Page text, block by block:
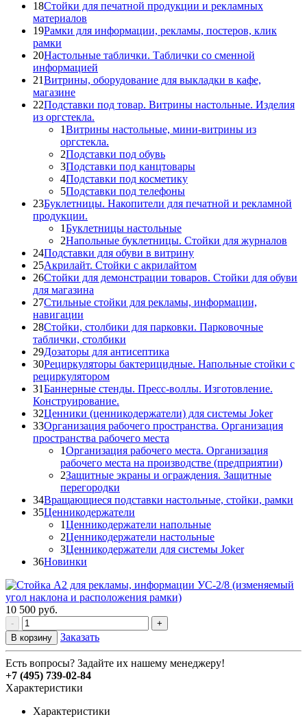
18Стойки для печатной продукции и рекламных
материалов
19Рамки для информации, рекламы, постеров, клик
рамки
20Настольные таблички. Таблички со сменной
информацией
21Витрины, оборудование для выкладки в кафе,
магазине
22Подставки под товар. Витрины настольные. Изделия
из оргстекла.
1Витрины настольные, мини-витрины из
оргстекла.
2Подставки под обувь
3Подставки под канцтовары
4Подставки под косметику
5Подставки под телефоны
23Буклетницы. Накопители для печатной и рекламной
продукции.
1Буклетницы настольные
2Напольные буклетницы. Стойки для журналов
24Подставки для обуви в витрину
25Акрилайт. Стойки с акрилайтом
26Стойки для демонстрации товаров. Стойки для обуви
для магазина
27Стильные стойки для рекламы, информации,
навигации
28Стойки, столбики для парковки. Парковочные
таблички, столбики
29Дозаторы для антисептика
30Рециркуляторы бактерицидные. Напольные стойки с
рециркулятором
31Баннерные стенды. Пресс-воллы. Изготовление.
Конструирование.
32Ценники (ценникодержатели) для системы Joker
33Организация рабочего пространства. Организация
пространства рабочего места
1Организация рабочего места. Организация
рабочего места на производстве (предприятии)
2Защитные экраны и ограждения. Защитные
перегородки
34Вращающиеся подставки настольные, стойки, рамки
35Ценникодержатели
1Ценникодержатели напольные
2Ценникодержатели настольные
3Ценникодержатели для системы Joker
36Новинки
10 500 руб.
-
+
В корзину
Заказать
Есть вопросы? Задайте их нашему менеджеру!
+7 (495) 739-02-84
Характеристики
Характеристики